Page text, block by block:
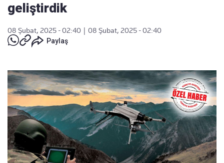
geliştirdik
08 Şubat, 2025 - 02:40
08 Şubat, 2025 - 02:40
Paylaş